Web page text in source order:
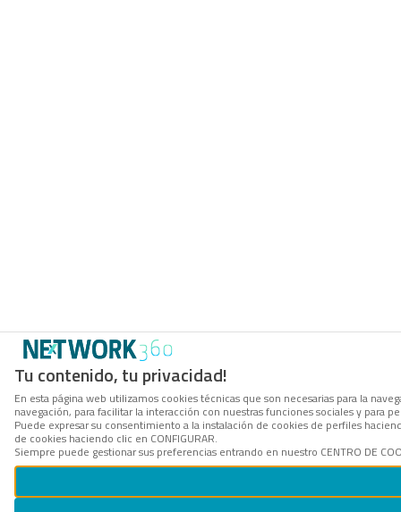
Tu contenido, tu privacidad!
En esta página web utilizamos cookies técnicas que son necesarias para la
navegación, para facilitar la interacción con nuestras funciones sociales y
Puede expresar su consentimiento a la instalación de cookies de perfiles
de cookies haciendo clic en CONFIGURAR.
Siempre puede gestionar sus preferencias entrando en nuestro CENTRO DE